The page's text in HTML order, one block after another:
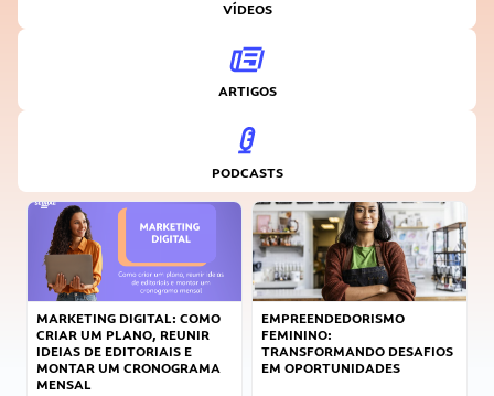
VÍDEOS
ARTIGOS
PODCASTS
MARKETING DIGITAL: COMO
CRIAR UM PLANO, REUNIR
IDEIAS DE EDITORIAIS E
MONTAR UM CRONOGRAMA
MENSAL
EMPREENDEDORISMO
FEMININO:
TRANSFORMANDO DESAFIOS
EM OPORTUNIDADES